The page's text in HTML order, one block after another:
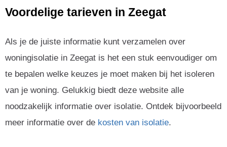
Voordelige tarieven in Zeegat
Als je de juiste informatie kunt verzamelen over
woningisolatie in Zeegat is het een stuk eenvoudiger om
te bepalen welke keuzes je moet maken bij het isoleren
van je woning. Gelukkig biedt deze website alle
noodzakelijk informatie over isolatie. Ontdek bijvoorbeeld
meer informatie over de kosten van isolatie.